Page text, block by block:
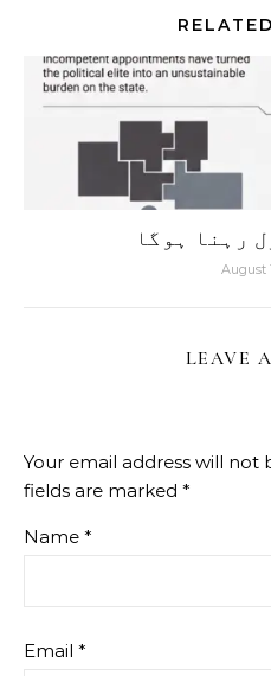
رہنا ہوگا
August
LEAVE
Your email address will not
fields are marked *
Name *
Email *